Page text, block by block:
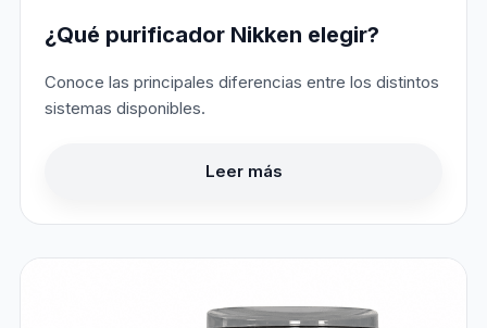
¿Qué purificador Nikken elegir?
Conoce las principales diferencias entre los distintos
sistemas disponibles.
Leer más